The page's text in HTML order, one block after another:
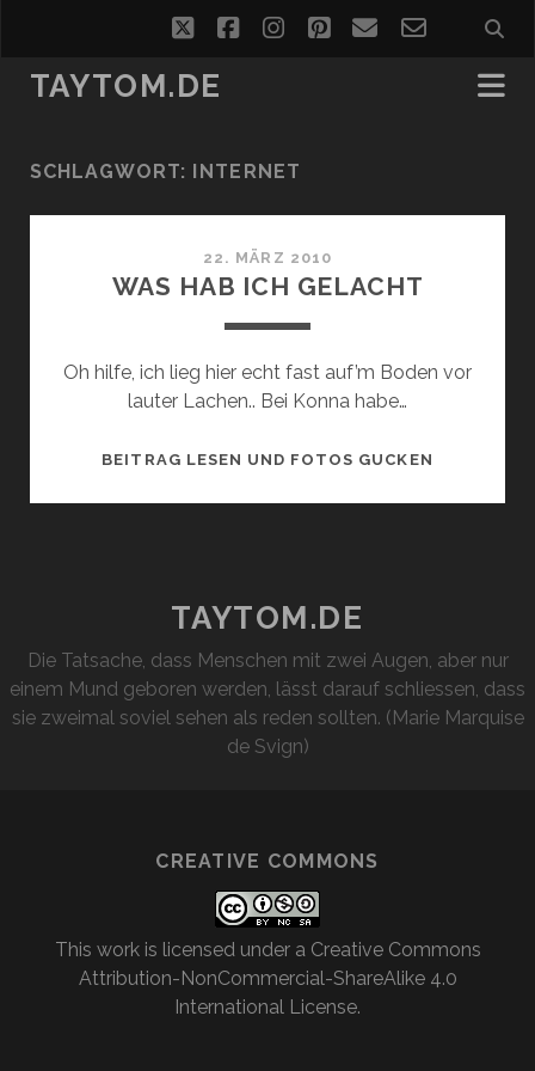
twitterfacebookinstagram
pinterest
emailemail-
form
TAYTOM.DE
SCHLAGWORT: INTERNET
22. MÄRZ 2010
WAS HAB ICH GELACHT
Oh hilfe, ich lieg hier echt fast auf’m Boden vor
lauter Lachen.. Bei Konna habe…
BEITRAG LESEN UND FOTOS GUCKEN
TAYTOM.DE
Die Tatsache, dass Menschen mit zwei Augen, aber nur
einem Mund geboren werden, lässt darauf schliessen, dass
sie zweimal soviel sehen als reden sollten. (Marie Marquise
de Svign)
CREATIVE COMMONS
This work is licensed under a Creative Commons
Attribution-NonCommercial-ShareAlike 4.0
International License.